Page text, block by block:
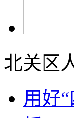
北关区
用好